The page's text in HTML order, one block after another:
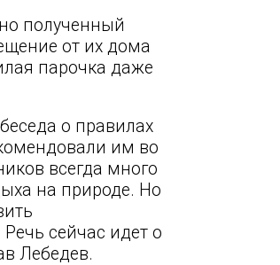
полученный
от их дома
парочка даже
о правилах
им во
всегда много
на природе. Но
сейчас идет о
Лебедев.